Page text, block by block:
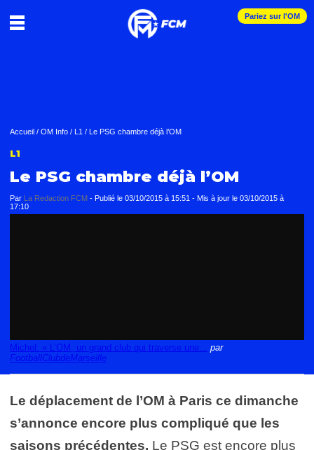
Pariez sur l'OM
Accueil / OM Info / L1 / Le PSG chambre déjà l’OM
L1
Le PSG chambre déjà l’OM
Par La Redaction FCM - Publié le 03/10/2015 à 15:51 - Mis à jour le 03/10/2015 à
17:10
Michel: « L’OM, un grand club qui traverse une... par
FootballClubdeMarseille
Le déplacement de l’OM à Paris ce dimanche
s’annonce encore plus compliqué que les
saisons précédentes. Le PSG est encore plus